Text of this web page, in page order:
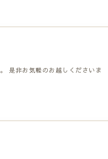
是非お気軽のお越しくださいま